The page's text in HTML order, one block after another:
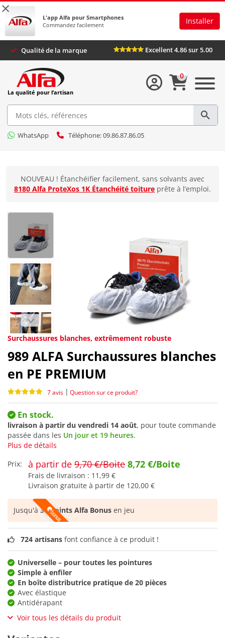
×
L'app Alfa pour Smartphones
Commandez facilement
Installer
Qualité de la marque Excellent 4.86 sur 5.00
La qualité pour l’artisan
WhatsApp Téléphone: 09.86.87.86.05
0
NOUVEAU ! Étanchéifier facilement, sans solvants avec
8180 Alfa ProteXos 1K Étanchéité toiture prête à l’emploi.
Surchaussures blanches, extrêmement robuste
989 ALFA Surchaussures blanches
en PE PREMIUM
7 avis | Question sur ce produit?
En stock.
livraison à partir du vendredi 14 août, pour toute commande
passée dans les Un jour et 19 heures.
Plus de détails
Prix:
à partir de 9,70 €/Boite 8,72 €/Boite
Frais de livraison : 11,99 €
Livraison gratuite à partir de 120,00 €
Jusqu'à36 points Alfa Bonus en jeu
724 artisans font confiance à ce produit !
Universelle – pour toutes les pointures
Simple à enfiler
En boîte distributrice pratique de 20 pièces
Avec élastique
Antidérapant
Voir tous les détails du produit